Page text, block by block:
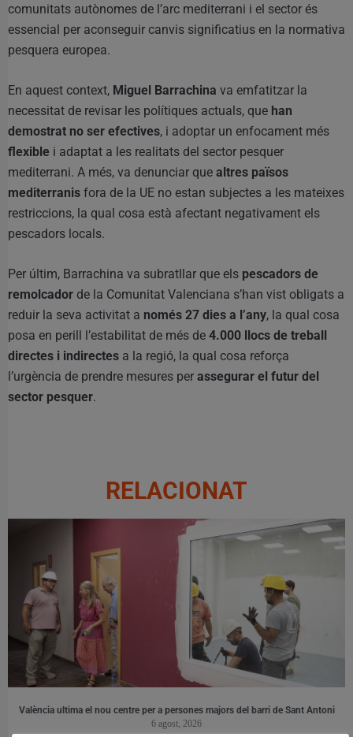
comunitats autònomes de l’arc mediterrani i el sector és
essencial per aconseguir canvis significatius en la normativa
pesquera europea.
En aquest context, Miguel Barrachina va emfatitzar la
necessitat de revisar les polítiques actuals, que han
demostrat no ser efectives, i adoptar un enfocament més
flexible i adaptat a les realitats del sector pesquer
mediterrani. A més, va denunciar que altres països
mediterranis fora de la UE no estan subjectes a les mateixes
restriccions, la qual cosa està afectant negativament els
pescadors locals.
Per últim, Barrachina va subratllar que els pescadors de
remolcador de la Comunitat Valenciana s’han vist obligats a
reduir la seva activitat a només 27 dies a l’any, la qual cosa
posa en perill l’estabilitat de més de 4.000 llocs de treball
directes i indirectes a la regió, la qual cosa reforça
l’urgència de prendre mesures per assegurar el futur del
sector pesquer.
RELACIONAT
València ultima el nou centre per a persones majors del barri de Sant Antoni
6 agost, 2026